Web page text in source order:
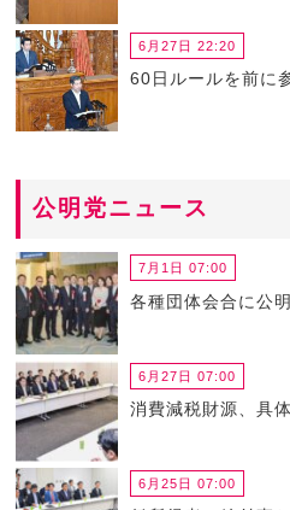
6月27日 22:20
60日ルールを前に
公明党ニュース
7月1日 07:00
各種団体会合に公
6月27日 07:00
消費減税財源、具
6月25日 07:00